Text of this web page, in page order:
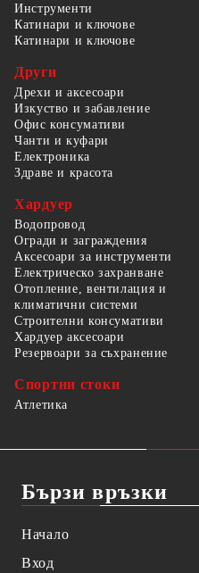
Инструменти
Катинари и ключове
Катинари и ключове
Други
Дрехи и аксесоари
Изкуство и забавление
Офис консумативи
Чанти и куфари
Електроника
Здраве и красота
Хардуер
Водопровод
Огради и заграждения
Аксесоари за инструменти
Електрическо захранване
Отопление, вентилация и
климатични системи
Строителни консумативи
Хардуер аксесоари
Резервоари за съхранение
Спортни стоки
Атлетика
Бързи връзки
Начало
Вход